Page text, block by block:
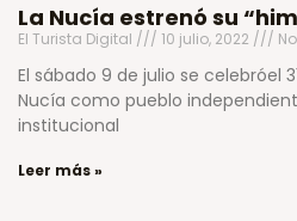
La Nucía estrenó su
El Turista Digital 10 julio, 2022
El sábado 9 de julio se celebróel
Nucía como pueblo
institucional
Leer más »